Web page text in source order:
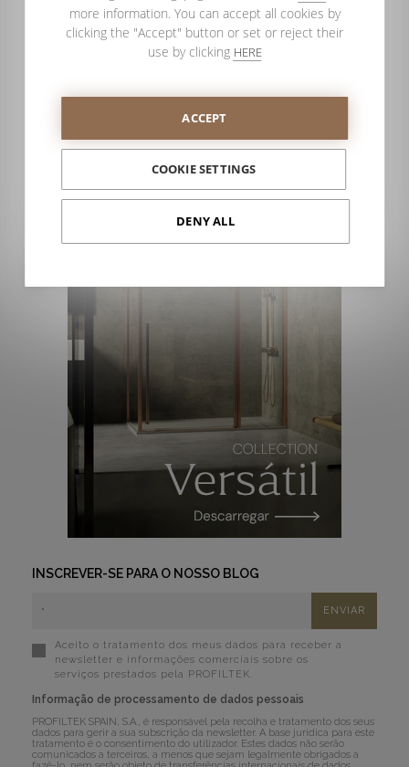
entrar pela porta da sua loja, é algo muito parecido a um
primeiro encontro romântico. Portanto, tampouco deve
esquecer a música suave e o perfume do ar para completar
um ambiente agradável.
disposição para se deixar convencer. Tal como dissemos
anteriormente, como num primeiro encontro romântico.
INSCREVER-SE PARA O NOSSO BLOG
Aceito o tratamento dos meus dados para receber a
newsletter e informações comerciais sobre os
serviços prestados pela PROFILTEK.
Informação de processamento de dados pessoais
PROFILTEK SPAIN, S.A., é responsável pela recolha e tratamento dos seus
dados para gerir a sua subscrição da newsletter. A base jurídica para este
tratamento é o consentimento do utilizador. Estes dados não serão
comunicados a terceiros, a menos que sejam legalmente obrigados a
more information. You can accept all cookies by
clicking the "Accept" button or set or reject their
use by clicking HERE
ACCEPT
COOKIE SETTINGS
DENY ALL